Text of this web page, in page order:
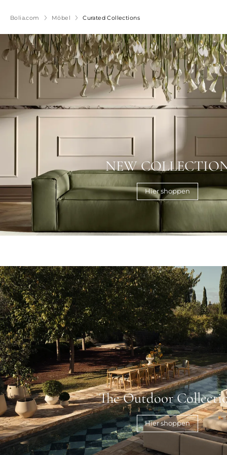
Bolia.com Möbel Curated Collections
NEW
Hier shoppen
The Outdoor
Hier shoppen